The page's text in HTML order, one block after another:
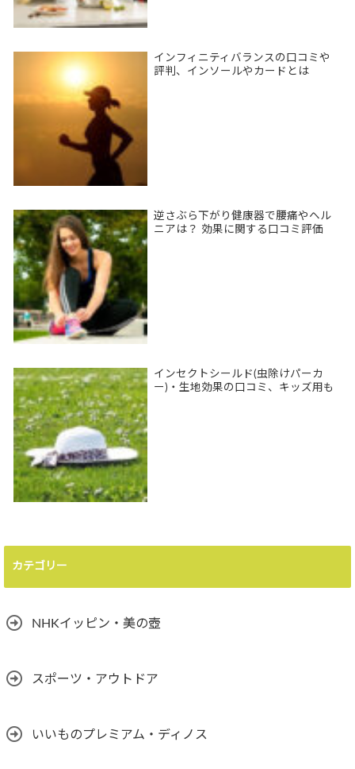
インフィニティバランスの口コミや
評判、インソールやカードとは
逆さぶら下がり健康器で腰痛やヘル
ニアは？ 効果に関する口コミ評価
インセクトシールド(虫除けパーカ
ー)・生地効果の口コミ、キッズ用も
カテゴリー
NHKイッピン・美の壺
スポーツ・アウトドア
いいものプレミアム・ディノス